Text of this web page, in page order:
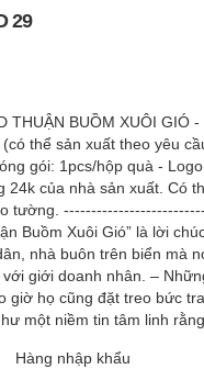
29
THUẬN BUỒM XUÔI GIÓ
thể sản xuất theo yêu
gói: 1pcs/hộp quà -
24k của nhà sản xuất. Có
tường.
Buồm Xuôi Gió” là lời
nhà buôn trên biển mà
giới doanh nhân. –
giờ họ cũng đặt treo bức
một niềm tin tâm linh
Hàng nhập khẩu